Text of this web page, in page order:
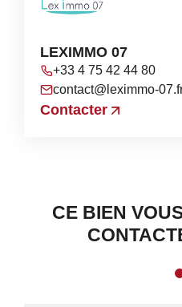
LEXIMMO 07
+33 4 75 42 44 80
contact@leximmo-
Contacter
CE BIEN